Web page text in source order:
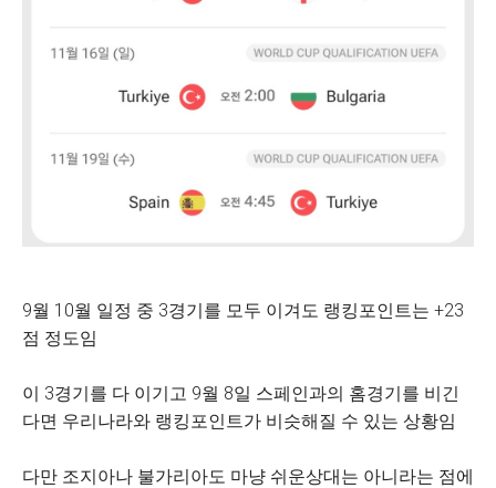
9월 10월 일정 중 3경기를 모두 이겨도 랭킹포인트는 +23
점 정도임
이 3경기를 다 이기고 9월 8일 스페인과의 홈경기를 비긴
다면 우리나라와 랭킹포인트가 비슷해질 수 있는 상황임
다만 조지아나 불가리아도 마냥 쉬운상대는 아니라는 점에